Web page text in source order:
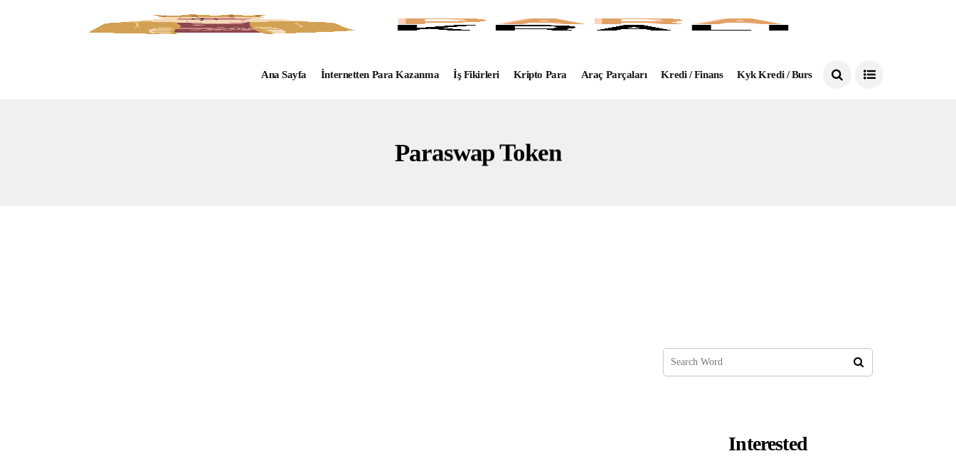
Ana Sayfa İnternetten Para Kazanma İş Fikirleri Kripto Para Araç Parçaları Kredi / Finans Kyk Kredi / Burs
Paraswap Token
Interested